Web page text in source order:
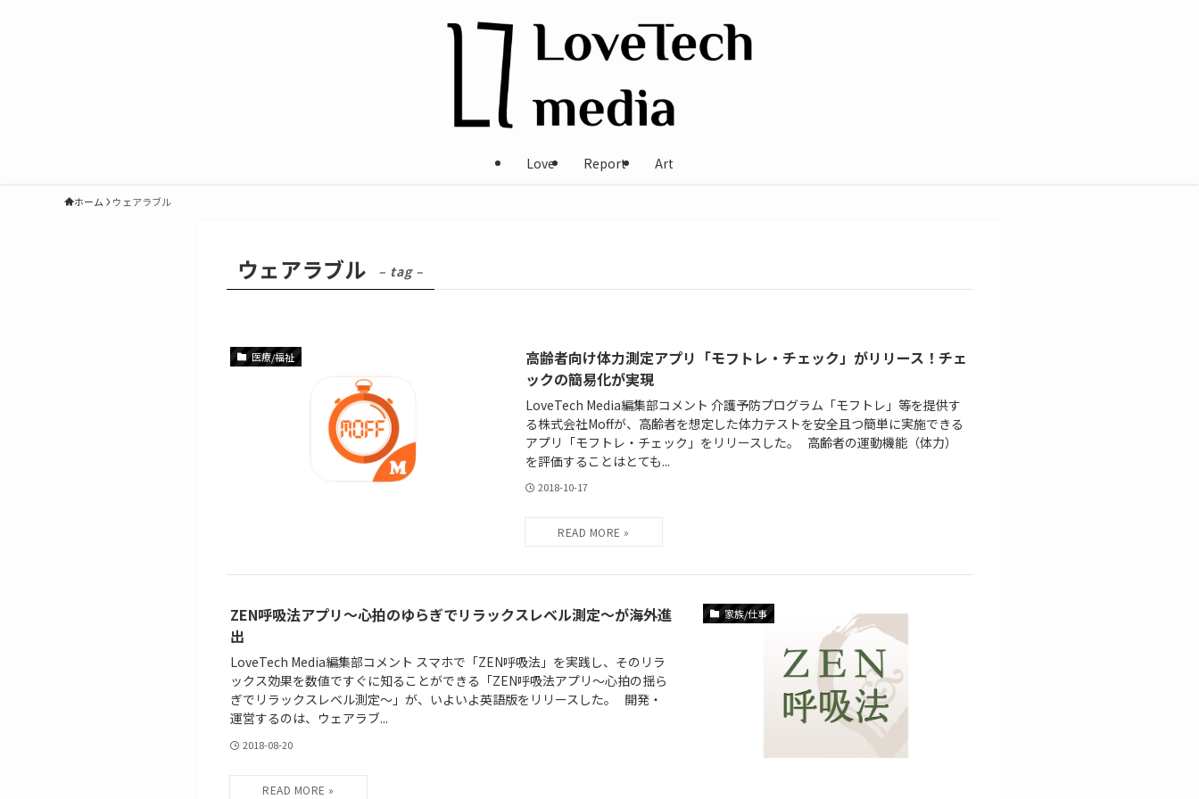
Love Report Art
ホーム ウェアラブル
ウェアラブル – tag –
医療/福祉
高齢者向け体力測定アプリ「モフトレ・チェック」がリリース！チェ
ックの簡易化が実現
LoveTech Media編集部コメント 介護予防プログラム「モフトレ」等を提供す
る株式会社Moffが、高齢者を想定した体力テストを安全且つ簡単に実施できる
アプリ「モフトレ・チェック」をリリースした。 高齢者の運動機能（体力）
を評価することはとても...
2018-10-17
家族/仕事
ZEN呼吸法アプリ〜心拍のゆらぎでリラックスレベル測定〜が海外進
出
LoveTech Media編集部コメント スマホで「ZEN呼吸法」を実践し、そのリラ
ックス効果を数値ですぐに知ることができる「ZEN呼吸法アプリ〜心拍の揺ら
ぎでリラックスレベル測定〜」が、いよいよ英語版をリリースした。 開発・
運営するのは、ウェアラブ...
2018-08-20